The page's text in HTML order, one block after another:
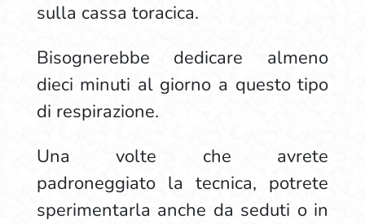
sulla cassa toracica.
Bisognerebbe dedicare almeno
dieci minuti al giorno a questo tipo
di respirazione.
Una volte che avrete
padroneggiato la tecnica, potrete
sperimentarla anche da seduti o in